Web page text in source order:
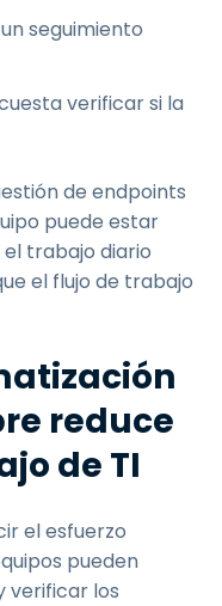
seguimiento
verificar si la
de endpoints
puede estar
trabajo diario
el flujo de trabajo
reduce
de TI
el esfuerzo
pueden
verificar los